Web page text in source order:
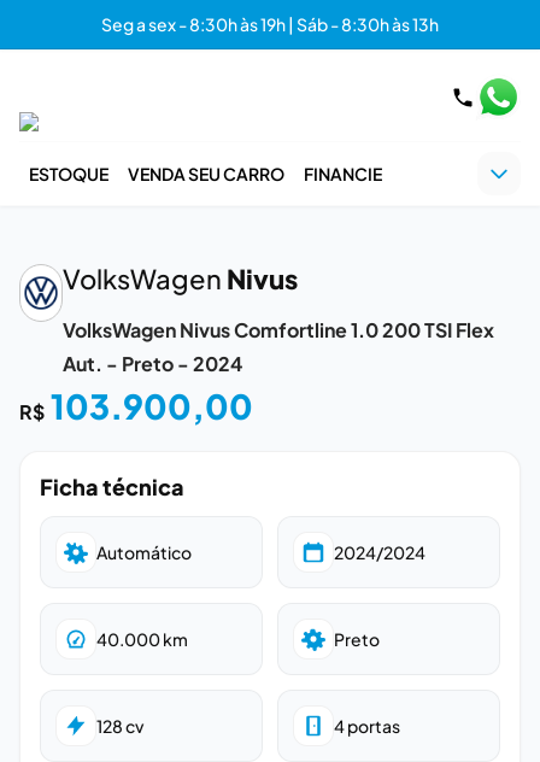
Seg a sex - 8:30h às 19h | Sáb - 8:30h às 13h
ESTOQUE VENDA SEU CARRO FINANCIE
VolksWagen Nivus
VolksWagen Nivus Comfortline 1.0 200 TSI Flex
Aut. - Preto - 2024
R$ 103.900,00
Ficha técnica
Automático 2024/2024
40.000km Preto
128cv 4portas